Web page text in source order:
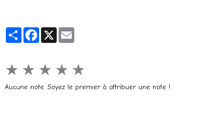
PartagerFacebook
X
★ ★ ★ ★ ★
Aucune note. Soyez le premier à attribuer une note !